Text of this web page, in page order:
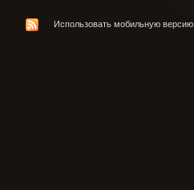
Использовать мобильную версию